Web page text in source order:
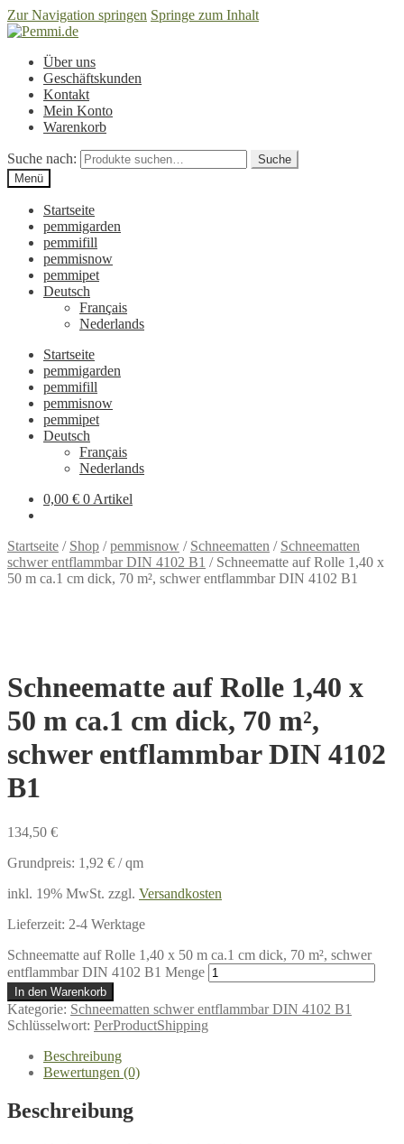
Zur Navigation springen Springe zum Inhalt
Über uns
Geschäftskunden
Kontakt
Mein Konto
Warenkorb
Suche nach:
Suche
Menü
Startseite
pemmigarden
pemmifill
pemmisnow
pemmipet
Deutsch
Français
Nederlands
Startseite
pemmigarden
pemmifill
pemmisnow
pemmipet
Deutsch
Français
Nederlands
0,00 € 0 Artikel
Startseite / Shop /pemmisnow / Schneematten / Schneematten
schwer entflammbar DIN 4102 B1 / Schneematte auf Rolle 1,40 x
50 m ca.1 cm dick, 70 m², schwer entflammbar DIN 4102 B1
Schneematte auf Rolle 1,40 x
50 m ca.1 cm dick, 70 m²,
schwer entflammbar DIN 4102
B1
134,50 €
Grundpreis: 1,92 € /qm
inkl. 19% MwSt. zzgl. Versandkosten
Lieferzeit: 2-4 Werktage
Schneematte auf Rolle 1,40 x 50 m ca.1 cm dick, 70 m², schwer
entflammbar DIN 4102 B1 Menge
In den Warenkorb
Kategorie: Schneematten schwer entflammbar DIN 4102 B1
Schlüsselwort: PerProductShipping
Beschreibung
Bewertungen (0)
Beschreibung